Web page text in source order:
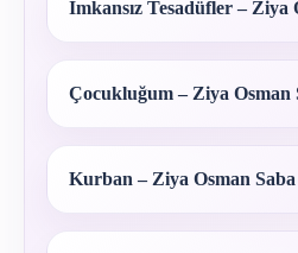
İmkansız Tesadüfler – Ziya
Çocukluğum – Ziya Osman
Kurban – Ziya Osman Saba